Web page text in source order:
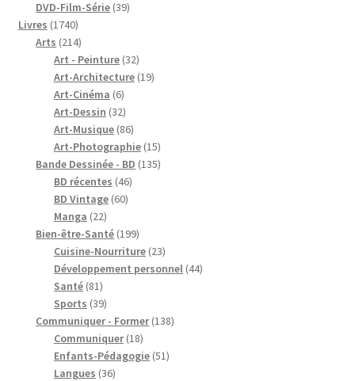
DVD-Film-Série 3939
Livres 17401740
produits
Arts 214214
produits
Art - Peinture 3232
produits
Art-Architecture 1919
Art-Cinéma 66
produits
Art-Dessin 3232
produits
Art-Musique 8686
produits
Art-Photographie 1515
produits
Bande Dessinée - BD 135135
BD récentes 4646
BD Vintage 6060
Manga 2222
produits
Bien-être-Santé 199199
produits
Cuisine-Nourriture 2323
produits
Développement personnel 4444
Santé 8181
produits
Sports 3939
produits
Communiquer - Former 138138
Communiquer 1818
produits
Enfants-Pédagogie 5151
Langues 3636